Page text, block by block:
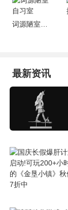
最新资讯